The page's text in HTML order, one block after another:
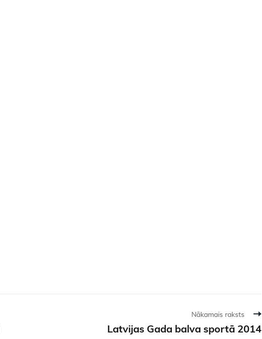
Nākamais raksts
Latvijas Gada balva sportā 2014